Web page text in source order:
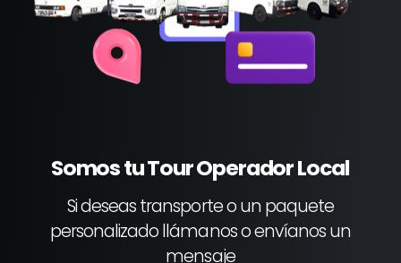
Somos tu Tour Operador Local
Si deseas transporte o un paquete
personalizado llámanos o envíanos un
mensaje